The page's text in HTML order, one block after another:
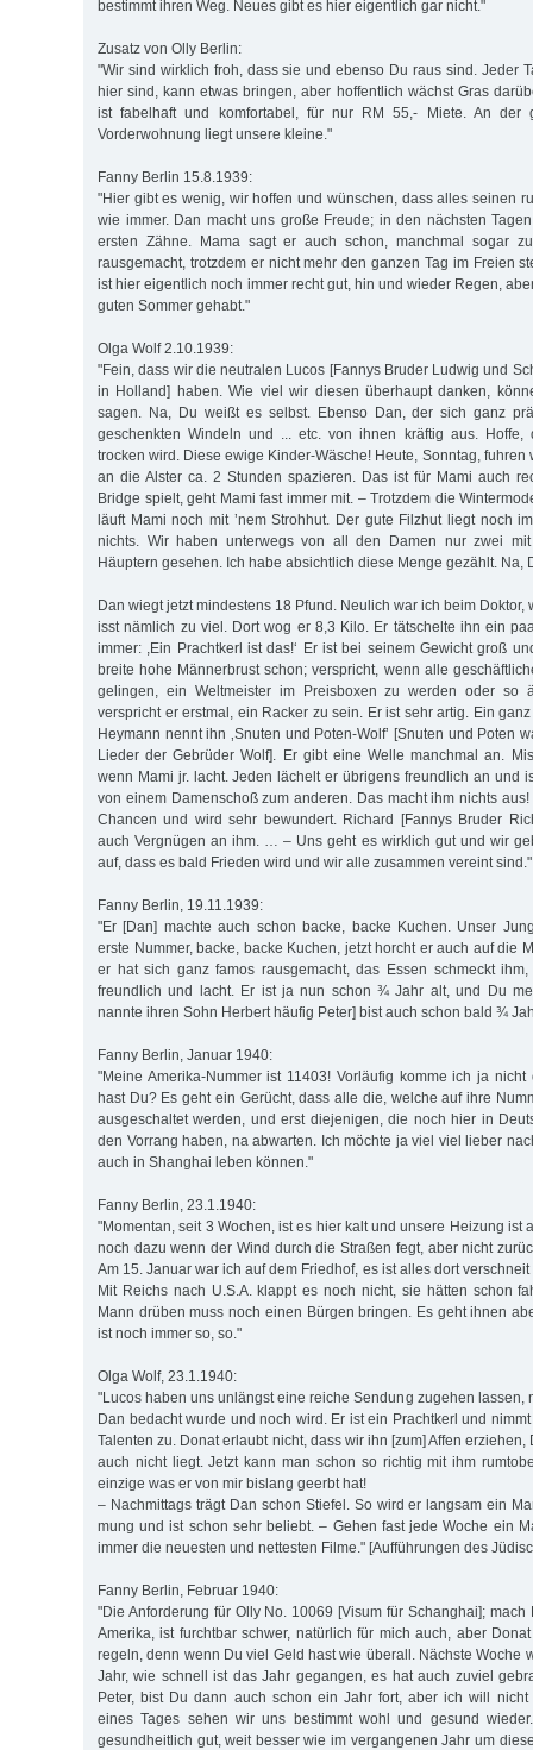
bestimmt ihren Weg. Neues gibt es hier eigentlich gar nicht."
Zusatz von Olly Berlin:
"Wir sind wirklich froh, dass sie und ebenso Du raus sind. Jeder
hier sind, kann etwas bringen, aber hoffentlich wächst Gras
ist fabelhaft und komfortabel, für nur RM 55,- Miete. An der
Vorderwohnung liegt unsere kleine."
Fanny Berlin 15.8.1939:
"Hier gibt es wenig, wir hoffen und wünschen, dass alles seinen
wie immer. Dan macht uns große Freude; in den nächsten
ersten Zähne. Mama sagt er auch schon, manchmal sogar
rausgemacht, trotzdem er nicht mehr den ganzen Tag im Freien
ist hier eigentlich noch immer recht gut, hin und wieder Regen,
guten Sommer gehabt."
Olga Wolf 2.10.1939:
"Fein, dass wir die neutralen Lucos [Fannys Bruder Ludwig und
in Holland] haben. Wie viel wir diesen überhaupt danken,
sagen. Na, Du weißt es selbst. Ebenso Dan, der sich ganz
geschenkten Windeln und ... etc. von ihnen kräftig aus. Hoffe,
trocken wird. Diese ewige Kinder-Wäsche! Heute, Sonntag, fuhren
an die Alster ca. 2 Stunden spazieren. Das ist für Mami auch
Bridge spielt, geht Mami fast immer mit. – Trotzdem die
läuft Mami noch mit ’nem Strohhut. Der gute Filzhut liegt noch
nichts. Wir haben unterwegs von all den Damen nur zwei
Häuptern gesehen. Ich habe absichtlich diese Menge gezählt. Na,
Dan wiegt jetzt mindestens 18 Pfund. Neulich war ich beim Doktor,
isst nämlich zu viel. Dort wog er 8,3 Kilo. Er tätschelte ihn ein
immer: ,Ein Prachtkerl ist das!‘ Er ist bei seinem Gewicht groß
breite hohe Männerbrust schon; verspricht, wenn alle
gelingen, ein Weltmeister im Preisboxen zu werden oder so
verspricht er erstmal, ein Racker zu sein. Er ist sehr artig. Ein
Heymann nennt ihn ‚Snuten und Poten-Wolf’ [Snuten und Poten
Lieder der Gebrüder Wolf]. Er gibt eine Welle manchmal an.
wenn Mami jr. lacht. Jeden lächelt er übrigens freundlich an und
von einem Damenschoß zum anderen. Das macht ihm nichts
Chancen und wird sehr bewundert. Richard [Fannys Bruder
auch Vergnügen an ihm. … – Uns geht es wirklich gut und wir
auf, dass es bald Frieden wird und wir alle zusammen vereint sind."
Fanny Berlin, 19.11.1939:
"Er [Dan] machte auch schon backe, backe Kuchen. Unser
erste Nummer, backe, backe Kuchen, jetzt horcht er auch auf die
er hat sich ganz famos rausgemacht, das Essen schmeckt
freundlich und lacht. Er ist ja nun schon ¾ Jahr alt, und Du
nannte ihren Sohn Herbert häufig Peter] bist auch schon bald ¾
Fanny Berlin, Januar 1940:
"Meine Amerika-Nummer ist 11403! Vorläufig komme ich ja nicht
hast Du? Es geht ein Gerücht, dass alle die, welche auf ihre
ausgeschaltet werden, und erst diejenigen, die noch hier in
den Vorrang haben, na abwarten. Ich möchte ja viel viel lieber
auch in Shanghai leben können."
Fanny Berlin, 23.1.1940:
"Momentan, seit 3 Wochen, ist es hier kalt und unsere Heizung ist
noch dazu wenn der Wind durch die Straßen fegt, aber nicht
Am 15. Januar war ich auf dem Friedhof, es ist alles dort
Mit Reichs nach U.S.A. klappt es noch nicht, sie hätten schon
Mann drüben muss noch einen Bürgen bringen. Es geht ihnen
ist noch immer so, so."
Olga Wolf, 23.1.1940:
"Lucos haben uns unlängst eine reiche Sendung zugehen lassen,
Dan bedacht wurde und noch wird. Er ist ein Prachtkerl und
Talenten zu. Donat erlaubt nicht, dass wir ihn [zum] Affen
auch nicht liegt. Jetzt kann man schon so richtig mit ihm
einzige was er von mir bislang geerbt hat!
– Nachmittags trägt Dan schon Stiefel. So wird er langsam ein
mung und ist schon sehr beliebt. – Gehen fast jede Woche ein
immer die neuesten und nettesten Filme." [Aufführungen des
Fanny Berlin, Februar 1940:
"Die Anforderung für Olly No. 10069 [Visum für Schanghai];
Amerika, ist furchtbar schwer, natürlich für mich auch, aber
regeln, denn wenn Du viel Geld hast wie überall. Nächste Woche
Jahr, wie schnell ist das Jahr gegangen, es hat auch zuviel
Peter, bist Du dann auch schon ein Jahr fort, aber ich will nicht
eines Tages sehen wir uns bestimmt wohl und gesund
gesundheitlich gut, weit besser wie im vergangenen Jahr um